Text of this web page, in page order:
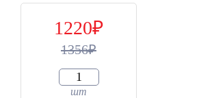
1220
1356
шт